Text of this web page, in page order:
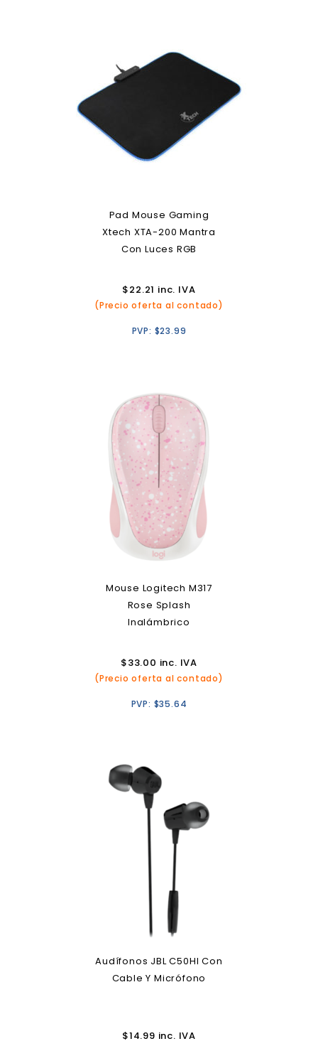
Pad Mouse Gaming
Xtech XTA-200 Mantra
Con Luces RGB
$22.21 inc. IVA
(Precio oferta al contado)
PVP: $23.99
Mouse Logitech M317
Rose Splash
Inalámbrico
$33.00 inc. IVA
(Precio oferta al contado)
PVP: $35.64
Audífonos JBL C50HI Con
Cable Y Micrófono
$14.99 inc. IVA